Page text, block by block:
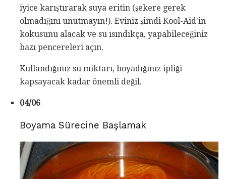
iyice karıştırarak suya eritin (şekere gerek
olmadığını unutmayın!). Eviniz şimdi Kool-Aid'in
kokusunu alacak ve su ısındıkça, yapabileceğiniz
bazı pencereleri açın.
Kullandığınız su miktarı, boyadığınız ipliği
kapsayacak kadar önemli değil.
04/06
Boyama Sürecine Başlamak